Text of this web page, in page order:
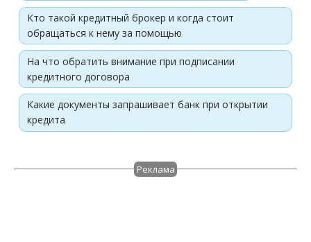
Кто такой кредитный брокер и когда стоит
обращаться к нему за помощью
На что обратить внимание при подписании
кредитного договора
Какие документы запрашивает банк при открытии
кредита
Реклама